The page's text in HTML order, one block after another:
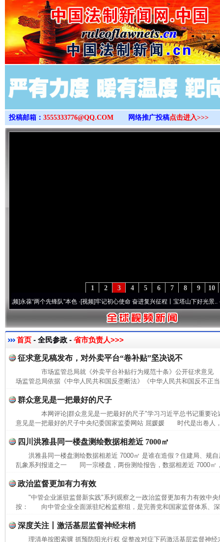
>
投稿邮箱： 3555333776@QQ.COM 网络推广投稿点击进入>>>
10
9
8
7
6
5
4
3
2
1
永葆“两个先锋队”本色·[视频] 牢记初心使命 奋进复兴征程丨宝塔山下好光景..·[视频]
首页 - 全民参政 - 省市负责人>>>
征求意见稿发布，对外卖平台“卷补贴”坚决说不
市场监管总局就《外卖平台补贴行为规范十条》公开征求意
场监管总局依据《中华人民共和国反垄断法》《中华人民共和国反不正
群众意见是一把最好的尺子
本网评论|群众意见是一把最好的尺子"学习习近平总书记重要论
意见是一把最好的尺子中央纪委国家监委网站 屈媛媛 时代是出卷人
四川洪雅县同一楼盘测绘数据相差近 7000㎡
洪雅县同一楼盘测绘数据相差近 7000㎡ 是谁在造假？住建局、规
乱象系列报道之一 同一宗楼盘，两份测绘报告，数据相差近 7000㎡
政治监督更加有力有效
"中管企业派驻监督新实践"系列观察之一政治监督更加有力有效
按： 向中管企业全面派驻纪检监察组，是完善党和国家监督体系、
深度关注丨激活基层监督神经末梢
理清单按图索骥 抓预防阳光行权 促整改对症下药激活基层监督神